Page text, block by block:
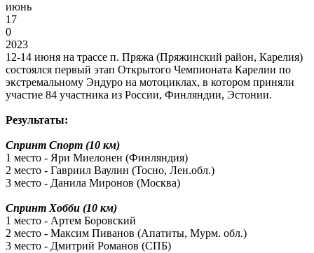
июнь
17
0
2023
12-14 июня на трассе п. Пряжа (Пряжинский район, Карелия)
состоялся первый этап Открытого Чемпионата Карелии по
экстремальному Эндуро на мотоциклах, в котором приняли
участие 84 участника из России, Финляндии, Эстонии.
Результаты:
Спринт Спорт (10 км)
1 место - Яри Миелонен (Финляндия)
2 место - Гавриил Ваулин (Тосно, Лен.обл.)
3 место - Данила Миронов (Москва)
Спринт Хобби (10 км)
1 место - Артем Боровский
2 место - Максим Пиванов (Апатиты, Мурм. обл.)
3 место - Дмитрий Романов (СПБ)